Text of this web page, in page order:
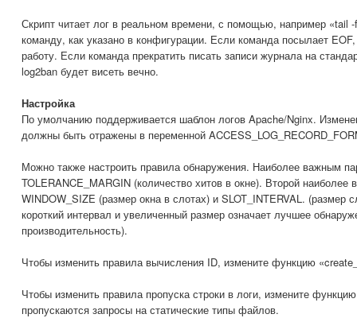
Скрипт читает лог в реальном времени, с помощью, например «tail
команду, как указано в конфигурации. Если команда посылает
работу. Если команда прекратить писать записи журнала на
log2ban будет висеть вечно.
Настройка
По умолчанию поддерживается шаблон логов Apache/Nginx.
должны быть отражены в переменной
Можно также настроить правила обнаружения. Наиболее важным
TOLERANCE_MARGIN (количество хитов в окне). Второй
WINDOW_SIZE (размер окна в слотах) и SLOT_INTERVAL. (размер
короткий интервал и увеличенный размер означает лучшее
производительность).
Чтобы изменить правила вычисления ID, измените функцию
Чтобы изменить правила пропуска строки в логи, измените
пропускаются запросы на статические типы файлов.